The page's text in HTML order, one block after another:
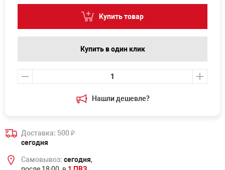
Нашли дешевле?
Купить товар
Купить в один клик
Доставка: 500₽
сегодня
Самовывоз: сегодня,